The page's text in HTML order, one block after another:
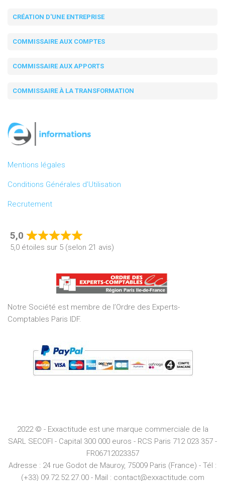
CRÉATION D'UNE ENTREPRISE
COMMISSAIRE AUX COMPTES
COMMISSAIRE AUX APPORTS
COMMISSAIRE À LA TRANSFORMATION
Mentions légales
Conditions Générales d’Utilisation
Recrutement
5,0
Rated
5,0
of
5
5,0 étoiles sur 5 (selon 21 avis)
Notre Société est membre de l’Ordre des Experts-
Comptables Paris IDF.
2022 © - Exxactitude est une marque commerciale de la
SARL SECOFI - Capital 300 000 euros - RCS Paris 712 023 357 -
FR06712023357
Adresse : 24 rue Godot de Mauroy, 75009 Paris (France) - Tél :
(+33) 09.72.52.27.00 - Mail : contact@exxactitude.com